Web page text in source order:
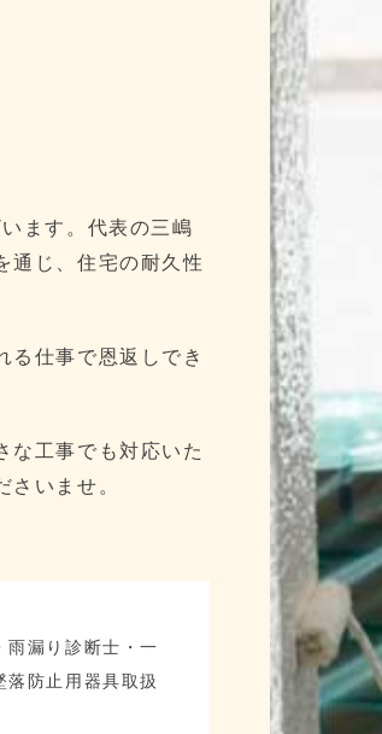
ます。代表の三嶋
通じ、住宅の耐久性
る仕事で恩返しでき
な工事でも対応いた
いませ。
漏り診断士・一
防止用器具取扱